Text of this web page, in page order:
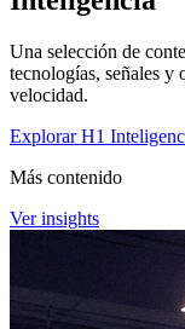
Una selección de
tecnologías, señales y
velocidad.
Explorar H1
Más contenido
Ver insights